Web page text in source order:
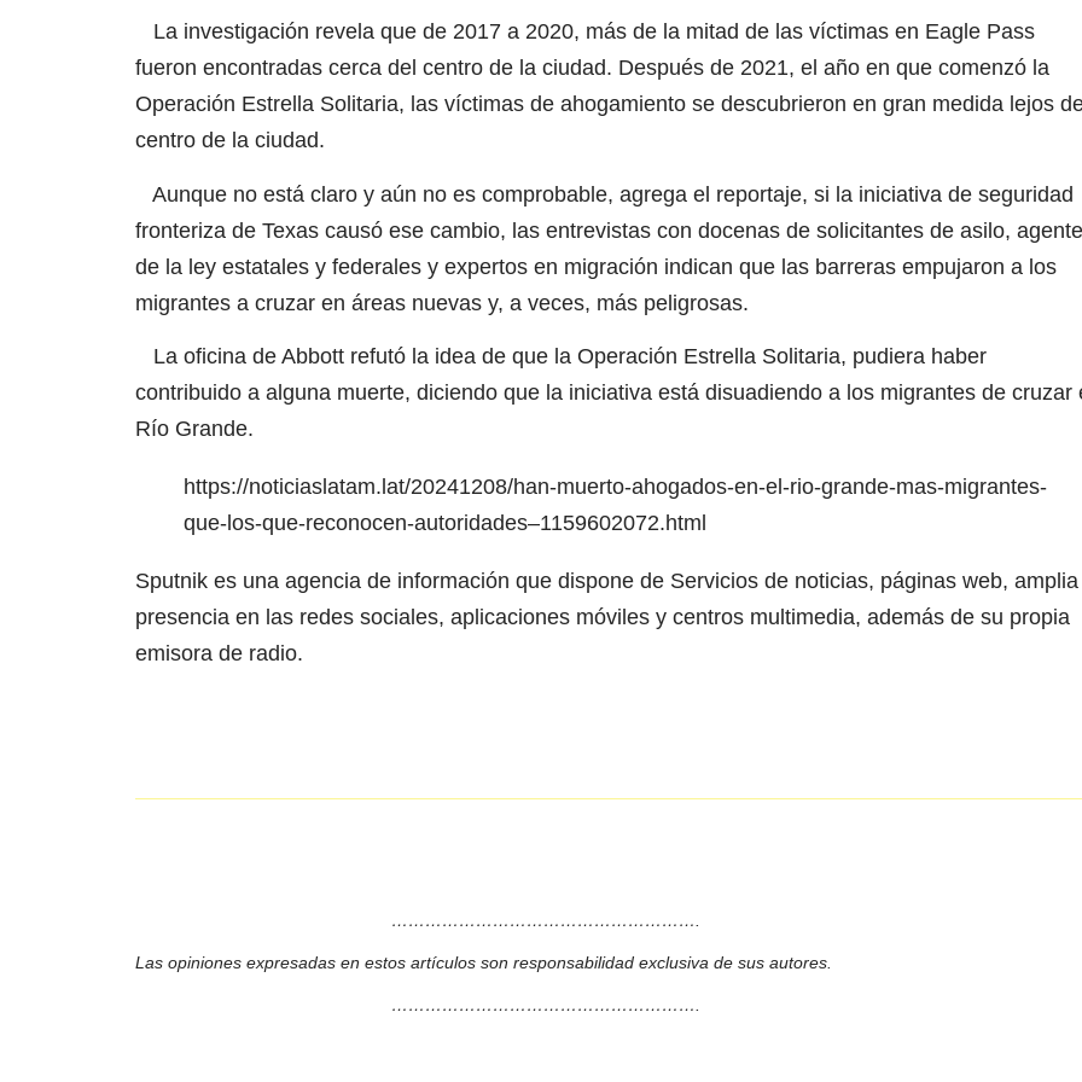
La investigación revela que de 2017 a 2020, más de la mitad de las víctimas en Eagle Pass
fueron encontradas cerca del centro de la ciudad. Después de 2021, el año en que comenzó la
Operación Estrella Solitaria, las víctimas de ahogamiento se descubrieron en gran medida lejos
centro de la ciudad.
Aunque no está claro y aún no es comprobable, agrega el reportaje, si la iniciativa de seguridad
fronteriza de Texas causó ese cambio, las entrevistas con docenas de solicitantes de asilo,
de la ley estatales y federales y expertos en migración indican que las barreras empujaron a los
migrantes a cruzar en áreas nuevas y, a veces, más peligrosas.
La oficina de Abbott refutó la idea de que la Operación Estrella Solitaria, pudiera haber
contribuido a alguna muerte, diciendo que la iniciativa está disuadiendo a los migrantes de cruzar
Río Grande.
https://noticiaslatam.lat/20241208/han-muerto-ahogados-en-el-rio-grande-mas-migrantes-
que-los-que-reconocen-autoridades–1159602072.html
Sputnik es una agencia de información que dispone de Servicios de noticias, páginas web, amplia
presencia en las redes sociales, aplicaciones móviles y centros multimedia, además de su propia
emisora de radio.
……………………………………………….
Las opiniones expresadas en estos artículos son responsabilidad exclusiva de sus autores.
……………………………………………….